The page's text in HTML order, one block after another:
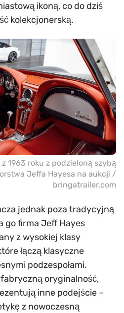
ikoną, co do dziś
kolekcjonerską.
1963 roku z podzieloną szybą
Jeffa Hayesa na aukcji /
bringatrailer.com
jednak poza tradycyjną
go firma Jeff Hayes
z wysokiej klasy
łączą klasyczne
podzespołami.
oryginalność,
inne podejście –
z nowoczesną